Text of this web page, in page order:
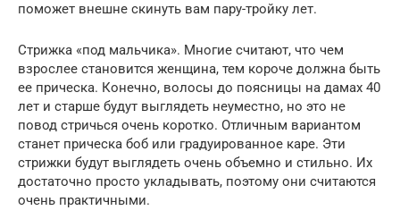
поможет внешне скинуть вам пару-тройку лет.
Стрижка «под мальчика». Многие считают, что чем
взрослее становится женщина, тем короче должна быть
ее прическа. Конечно, волосы до поясницы на дамах 40
лет и старше будут выглядеть неуместно, но это не
повод стричься очень коротко. Отличным вариантом
станет прическа боб или градуированное каре. Эти
стрижки будут выглядеть очень объемно и стильно. Их
достаточно просто укладывать, поэтому они считаются
очень практичными.